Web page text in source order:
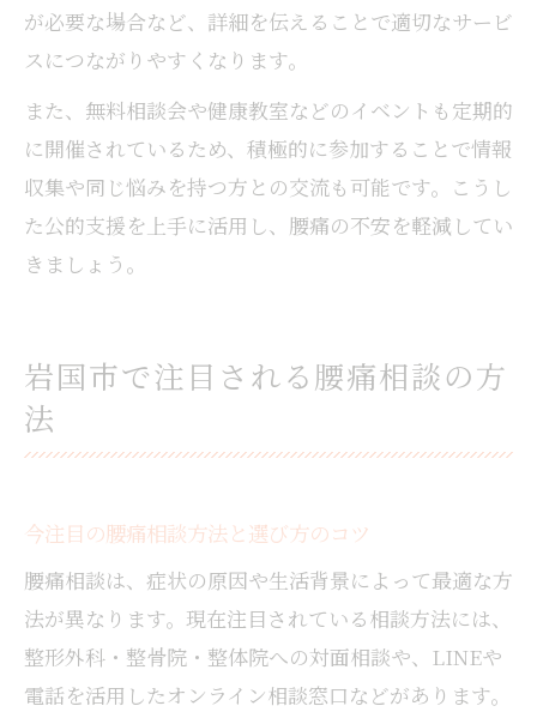
が必要な場合など、詳細を伝えることで適切なサービ
スにつながりやすくなります。
また、無料相談会や健康教室などのイベントも定期的
に開催されているため、積極的に参加することで情報
収集や同じ悩みを持つ方との交流も可能です。こうし
た公的支援を上手に活用し、腰痛の不安を軽減してい
きましょう。
岩国市で注目される腰痛相談の方
法
今注目の腰痛相談方法と選び方のコツ
腰痛相談は、症状の原因や生活背景によって最適な方
法が異なります。現在注目されている相談方法には、
整形外科・整骨院・整体院への対面相談や、LINEや
電話を活用したオンライン相談窓口などがあります。